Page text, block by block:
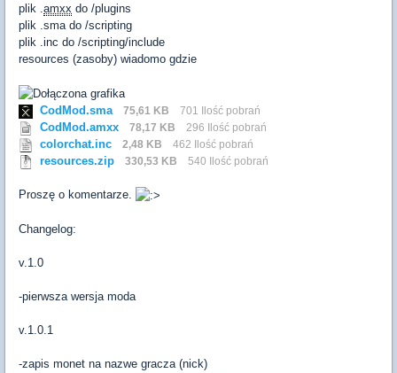
plik .amxx do /plugins
plik .sma do /scripting
plik .inc do /scripting/include
resources (zasoby) wiadomo gdzie
CodMod.sma 75,61 KB 701 Ilość pobrań
CodMod.amxx 78,17 KB 296 Ilość pobrań
colorchat.inc 2,48 KB 462 Ilość pobrań
resources.zip 330,53 KB 540 Ilość pobrań
Proszę o komentarze.
Changelog:
v.1.0
-pierwsza wersja moda
v.1.0.1
-zapis monet na nazwe gracza (nick)